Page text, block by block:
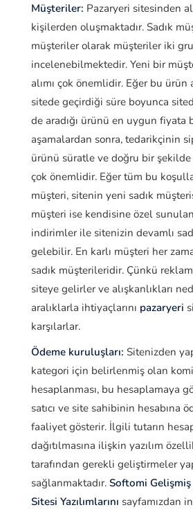
Müşteriler: Pazaryeri sitesinden
kişilerden oluşmaktadır. Sadık
müşteriler olarak müşteriler iki
incelenebilmektedir. Yeni bir
alımı çok önemlidir. Eğer bu ürün
sitede geçirdiği süre boyunca
de aradığı ürünü en uygun
aşamalardan sonra, tedarikçinin
ürünü süratle ve doğru bir
çok önemlidir. Eğer tüm bu
müşteri, sitenin yeni sadık
müşteri ise kendisine özel
indirimler ile sitenizin devamlı
gelebilir. En karlı müşteri her
sadık müşterileridir. Çünkü
siteye gelirler ve alışkanlıkları
aralıklarla ihtiyaçlarını pazaryeri
karşılarlar.
Ödeme kuruluşları: Sitenizden
kategori için belirlenmiş olan
hesaplanması, bu hesaplamaya
satıcı ve site sahibinin hesabına
faaliyet gösterir. İlgili tutarın
dağıtılmasına ilişkin yazılım
tarafından gerekli geliştirmeler
sağlanmaktadır. Softomi
Sitesi Yazılımlarını sayfamızdan